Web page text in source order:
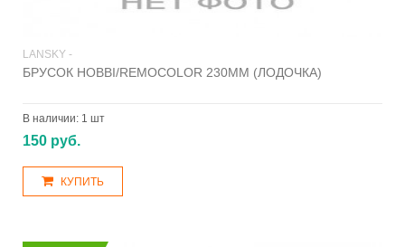
LANSKY -
БРУСОК HOBBI/REMOCOLOR 230ММ (ЛОДОЧКА)
В наличии: 1 шт
150 руб.
КУПИТЬ